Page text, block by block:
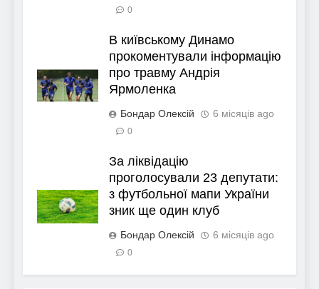
0
В київському Динамо
прокоментували інформацію
про травму Андрія
Ярмоленка
Бондар Олексій 6 місяців ago
0
За ліквідацію
проголосували 23 депутати:
з футбольної мапи України
зник ще один клуб
Бондар Олексій 6 місяців ago
0